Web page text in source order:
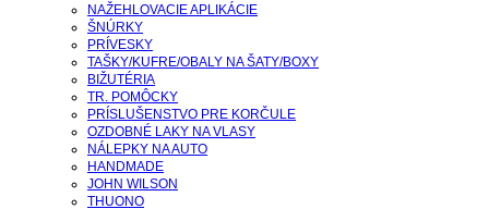
NAŽEHLOVACIE APLIKÁCIE
ŠNÚRKY
PRÍVESKY
TAŠKY/KUFRE/OBALY NA ŠATY/BOXY
BIŽUTÉRIA
TR. POMÔCKY
PRÍSLUŠENSTVO PRE KORČULE
OZDOBNÉ LAKY NA VLASY
NÁLEPKY NA AUTO
HANDMADE
JOHN WILSON
THUONO